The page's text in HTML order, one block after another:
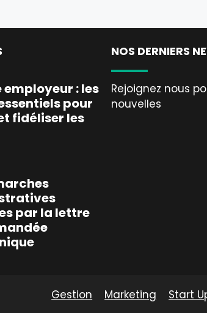
employeur : les
pour
fidéliser les
par la lettre
NOS DERNIERS
Rejoignez nous
nouvelles
Gestion Marketing Start